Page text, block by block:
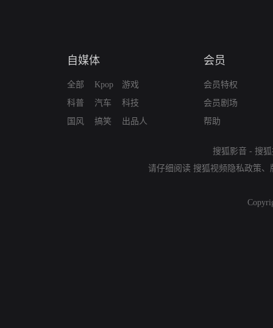
自媒体
全部
科普
国风
Kpop
汽车
搞笑
游戏
科技
出品人
会员
会员特权
会员剧场
帮助
搜狐影音 - 搜
请仔细阅读 搜狐视频隐私政策、